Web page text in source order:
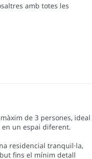
amb totes les
de 3 persones, ideal
en un espai diferent.
residencial tranquil·la,
fins el mínim detall